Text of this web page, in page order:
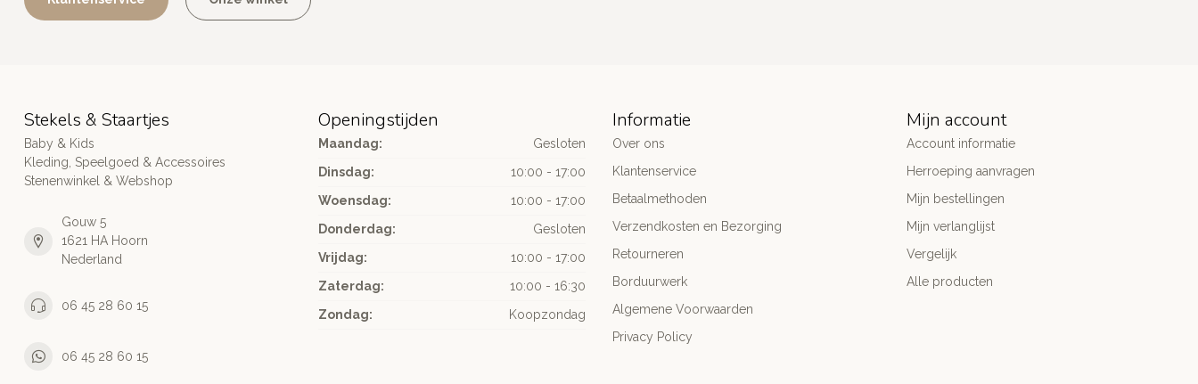
Stekels & Staartjes
Baby & Kids
Kleding, Speelgoed & Accessoires
Stenenwinkel & Webshop
Gouw 5
1621 HA Hoorn
Nederland
06 45 28 60 15
06 45 28 60 15
Openingstijden
Maandag:
Gesloten
Dinsdag:
10:00 - 17:00
Woensdag:
10:00 - 17:00
Donderdag:
Gesloten
Vrijdag:
10:00 - 17:00
Zaterdag:
10:00 - 16:30
Zondag:
Koopzondag
Informatie
Over ons
Klantenservice
Betaalmethoden
Verzendkosten en Bezorging
Retourneren
Borduurwerk
Algemene Voorwaarden
Privacy Policy
Mijn account
Account informatie
Herroeping aanvragen
Mijn bestellingen
Mijn verlanglijst
Vergelijk
Alle producten